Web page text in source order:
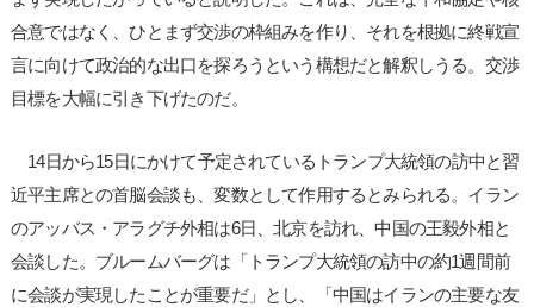
合意ではなく、ひとまず交渉の枠組みを作り、それを根拠に終戦宣
言に向けて政治的な出口を探ろうという構想だと解釈しうる。交渉
目標を大幅に引き下げたのだ。
14日から15日にかけて予定されているトランプ大統領の訪中と習
近平主席との首脳会談も、変数として作用するとみられる。イラン
のアッバス・アラグチ外相は6日、北京を訪れ、中国の王毅外相と
会談した。ブルームバーグは「トランプ大統領の訪中の約1週間前
に会談が実現したことが重要だ」とし、「中国はイランの主要な友